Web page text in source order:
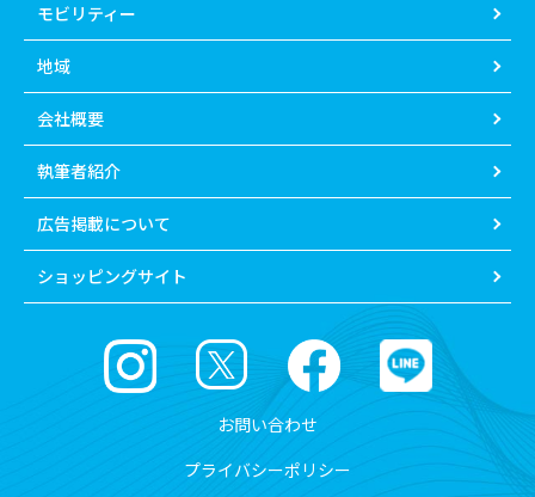
モビリティー
地域
会社概要
執筆者紹介
広告掲載について
ショッピングサイト
お問い合わせ
プライバシーポリシー